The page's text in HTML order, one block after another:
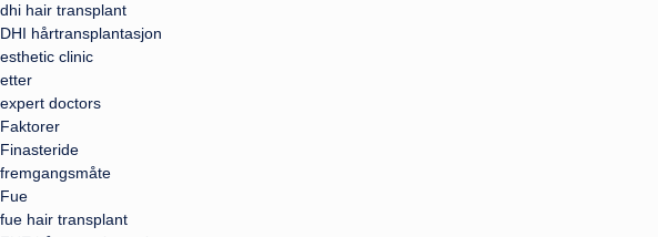
dhi hair transplant
DHI hårtransplantasjon
esthetic clinic
etter
expert doctors
Faktorer
Finasteride
fremgangsmåte
Fue
fue hair transplant